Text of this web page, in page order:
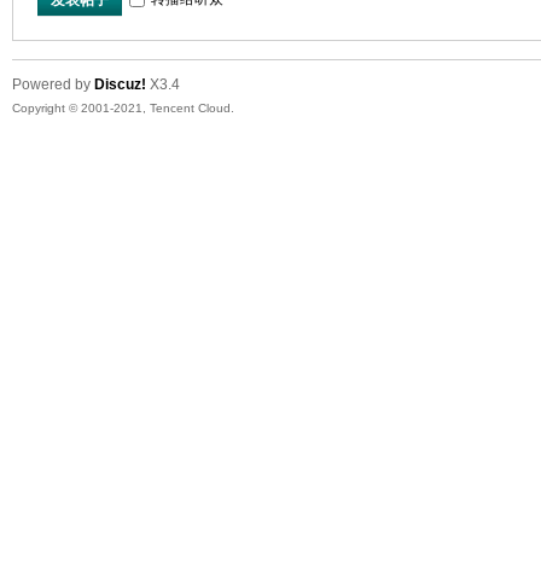
Powered by Discuz! X3.4
Copyright © 2001-2021, Tencent Cloud.